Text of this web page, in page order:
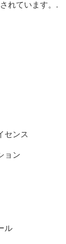
れています。.
センス
ョン
ル